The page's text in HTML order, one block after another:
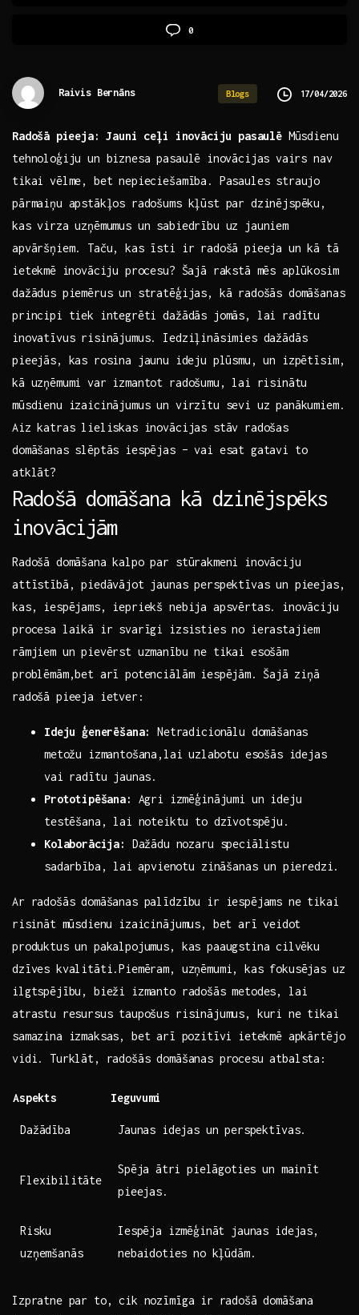
0
Raivis Bernāns Blogs 17/04/2026
Radošā⁤ pieeja: Jauni ceļi inovāciju pasaulēMūsdienu
tehnoloģiju un biznesa‍ pasaulē ⁢inovācijas⁣ vairs nav
tikai vēlme, bet nepieciešamība. Pasaules straujo
pārmaiņu apstākļos radošums kļūst par dzinējspēku,
kas virza uzņēmumus un sabiedrību uz jauniem
apvāršņiem. Taču, kas īsti ir radošā pieeja un ‌kā tā
ietekmē ⁤inovāciju procesu? Šajā rakstā mēs aplūkosim
dažādus piemērus un stratēģijas, kā radošās domāšanas
principi tiek integrēti dažādās jomās, lai radītu
inovatīvus risinājumus. Iedziļināsimies dažādās
pieejās, kas rosina jaunu ⁢ideju plūsmu, ‍un izpētīsim,
kā uzņēmumi var izmantot radošumu,⁣ lai risinātu
mūsdienu izaicinājumus un virzītu sevi uz panākumiem.
Aiz katras‍ lieliskas inovācijas stāv radošas
domāšanas slēptās iespējas – vai esat‍ gatavi ‌to
atklāt?
Radošā domāšana kā dzinējspēks
inovācijām
Radošā ​domāšana kalpo​ par ​stūrakmeni inovāciju
attīstībā, piedāvājot jaunas perspektīvas un pieejas,
kas, iespējams, iepriekš nebija‌ apsvērtas. ‌inovāciju
‌procesa laikā ir svarīgi izsisties no ierastajiem
rāmjiem un pievērst uzmanību ne tikai esošām
problēmām,bet arī potenciālām iespējām. ⁢Šajā ⁢ziņā
radošā pieeja ietver:
Ideju ģenerēšana:
Netradicionālu domāšanas
metožu izmantošana,lai⁣ uzlabotu esošās idejas
vai radītu jaunas.
Prototipēšana:
Agri‌ izmēģinājumi un ideju​
testēšana, lai noteiktu to dzīvotspēju.
Kolaborācija:
Dažādu nozaru speciālistu
sadarbība, lai ⁣apvienotu zināšanas un pieredzi.
Ar radošās domāšanas palīdzību ir iespējams ne tikai
⁣risināt‍ mūsdienu izaicinājumus,‍ bet⁤ arī veidot
produktus un pakalpojumus, kas​ paaugstina ⁣cilvēku‍
dzīves kvalitāti.Piemēram, uzņēmumi,​ kas fokusējas uz
ilgtspējību, bieži izmanto radošās metodes, lai
atrastu resursus taupošus risinājumus, kuri ne tikai
samazina izmaksas, bet⁤ arī pozitīvi​ ietekmē apkārtējo
vidi. ‍Turklāt, radošās domāšanas procesu atbalsta:
Aspekts Ieguvumi
Dažādība Jaunas idejas un perspektīvas.
Flexibilitāte
Spēja ⁢ātri pielāgoties un mainīt
pieejas.
Risku
uzņemšanās
Iespēja izmēģināt jaunas idejas,‍
nebaidoties no kļūdām.
Izpratne par to, ‌cik nozīmīga ir⁢ radošā domāšana